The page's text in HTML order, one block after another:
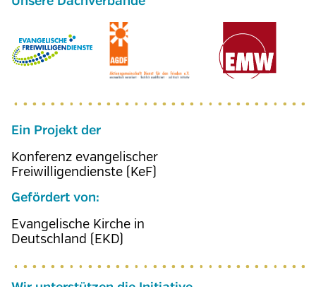
Ein Projekt der
Konferenz evangelischer
Freiwilligendienste (KeF)
Gefördert von:
Evangelische Kirche in
Deutschland (EKD)